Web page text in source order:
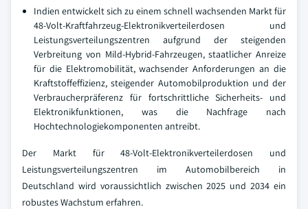
Indien entwickelt sich zu einem schnell wachsenden Markt für
48-Volt-Kraftfahrzeug-Elektronikverteilerdosen und
Leistungsverteilungszentren aufgrund der steigenden
Verbreitung von Mild-Hybrid-Fahrzeugen, staatlicher Anreize
für die Elektromobilität, wachsender Anforderungen an die
Kraftstoffeffizienz, steigender Automobilproduktion und der
Verbraucherpräferenz für fortschrittliche Sicherheits- und
Elektronikfunktionen, was die Nachfrage nach
Hochtechnologiekomponenten antreibt.
Der Markt für 48-Volt-Elektronikverteilerdosen und
Leistungsverteilungszentren im Automobilbereich in
Deutschland wird voraussichtlich zwischen 2025 und 2034 ein
robustes Wachstum erfahren.